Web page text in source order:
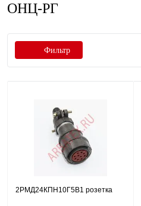
ОНЦ-РГ
Фильтр
2РМД24КПН10Г5В1 розетка